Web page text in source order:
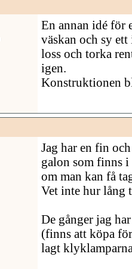
En annan idé för
väskan och sy
loss och torka
igen.
Konstruktionen
Jag har en fin
galon som finns
om man kan få
Vet inte hur lång
De gånger jag
(finns att köpa
lagt